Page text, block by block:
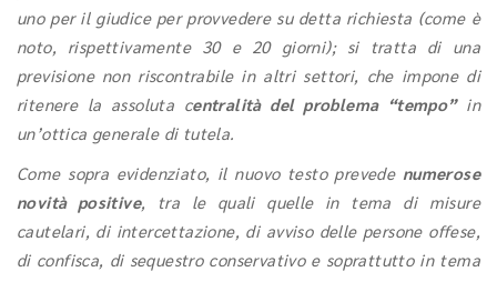
uno per il giudice per provvedere su detta richiesta (come è
noto, rispettivamente 30 e 20 giorni); si tratta di una
previsione non riscontrabile in altri settori, che impone di
ritenere la assoluta centralità del problema “tempo”in
un’ottica generale di tutela.
Come sopra evidenziato, il nuovo testo prevede numerose
novità positive, tra le quali quelle in tema di misure
cautelari, di intercettazione, di avviso delle persone offese,
di confisca, di sequestro conservativo e soprattutto in tema